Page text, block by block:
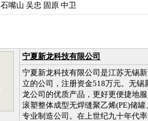
石嘴山 吴忠 固原 中卫
宁夏新龙科技有限公司
宁夏新龙科技有限公司是江苏无锡
立的公司，注册资金518万元。无
龙公司的优质产品，更好更便捷地
滚塑整体成型无焊缝聚乙烯(PE)储
专业制造公司。在上世纪九十年代